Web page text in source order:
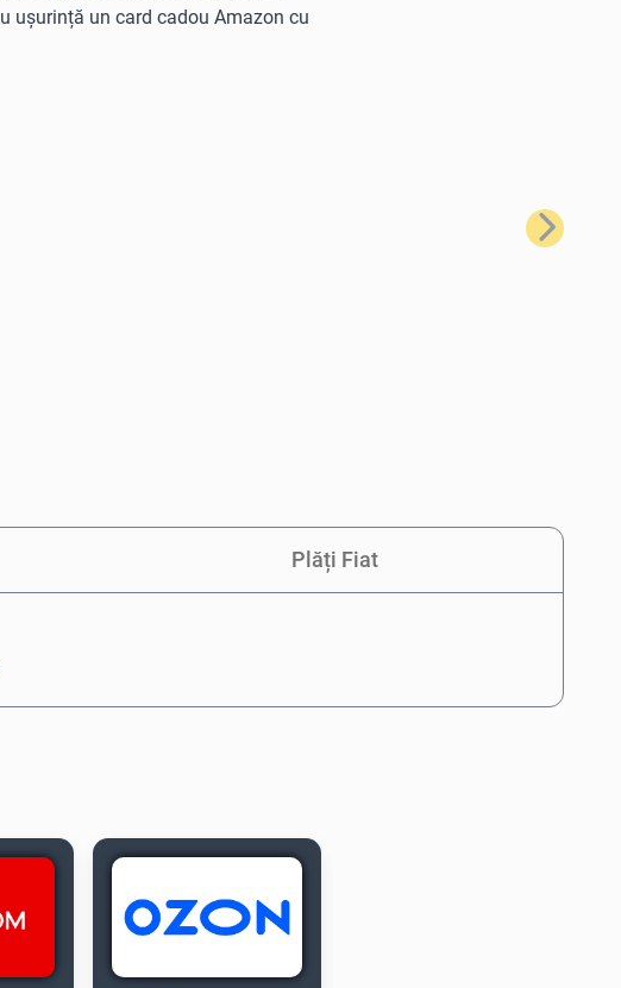
ușurință un card cadou Amazon cu
Următorul
Plăți Fiat